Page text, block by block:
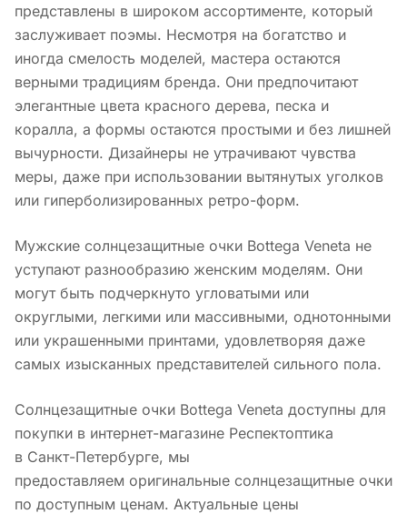
представлены в широком ассортименте, который
заслуживает поэмы. Несмотря на богатство и
иногда смелость моделей, мастера остаются
верными традициям бренда. Они предпочитают
элегантные цвета красного дерева, песка и
коралла, а формы остаются простыми и без лишней
вычурности. Дизайнеры не утрачивают чувства
меры, даже при использовании вытянутых уголков
или гиперболизированных ретро-форм.
Мужские солнцезащитные очки Bottega Veneta не
уступают разнообразию женским моделям. Они
могут быть подчеркнуто угловатыми или
округлыми, легкими или массивными, однотонными
или украшенными принтами, удовлетворяя даже
самых изысканных представителей сильного пола.
Солнцезащитные очки Bottega Veneta доступны для
покупки в интернет-магазине Респектоптика
в Санкт-Петербурге, мы
предоставляем оригинальные солнцезащитные очки
по доступным ценам. Актуальные цены